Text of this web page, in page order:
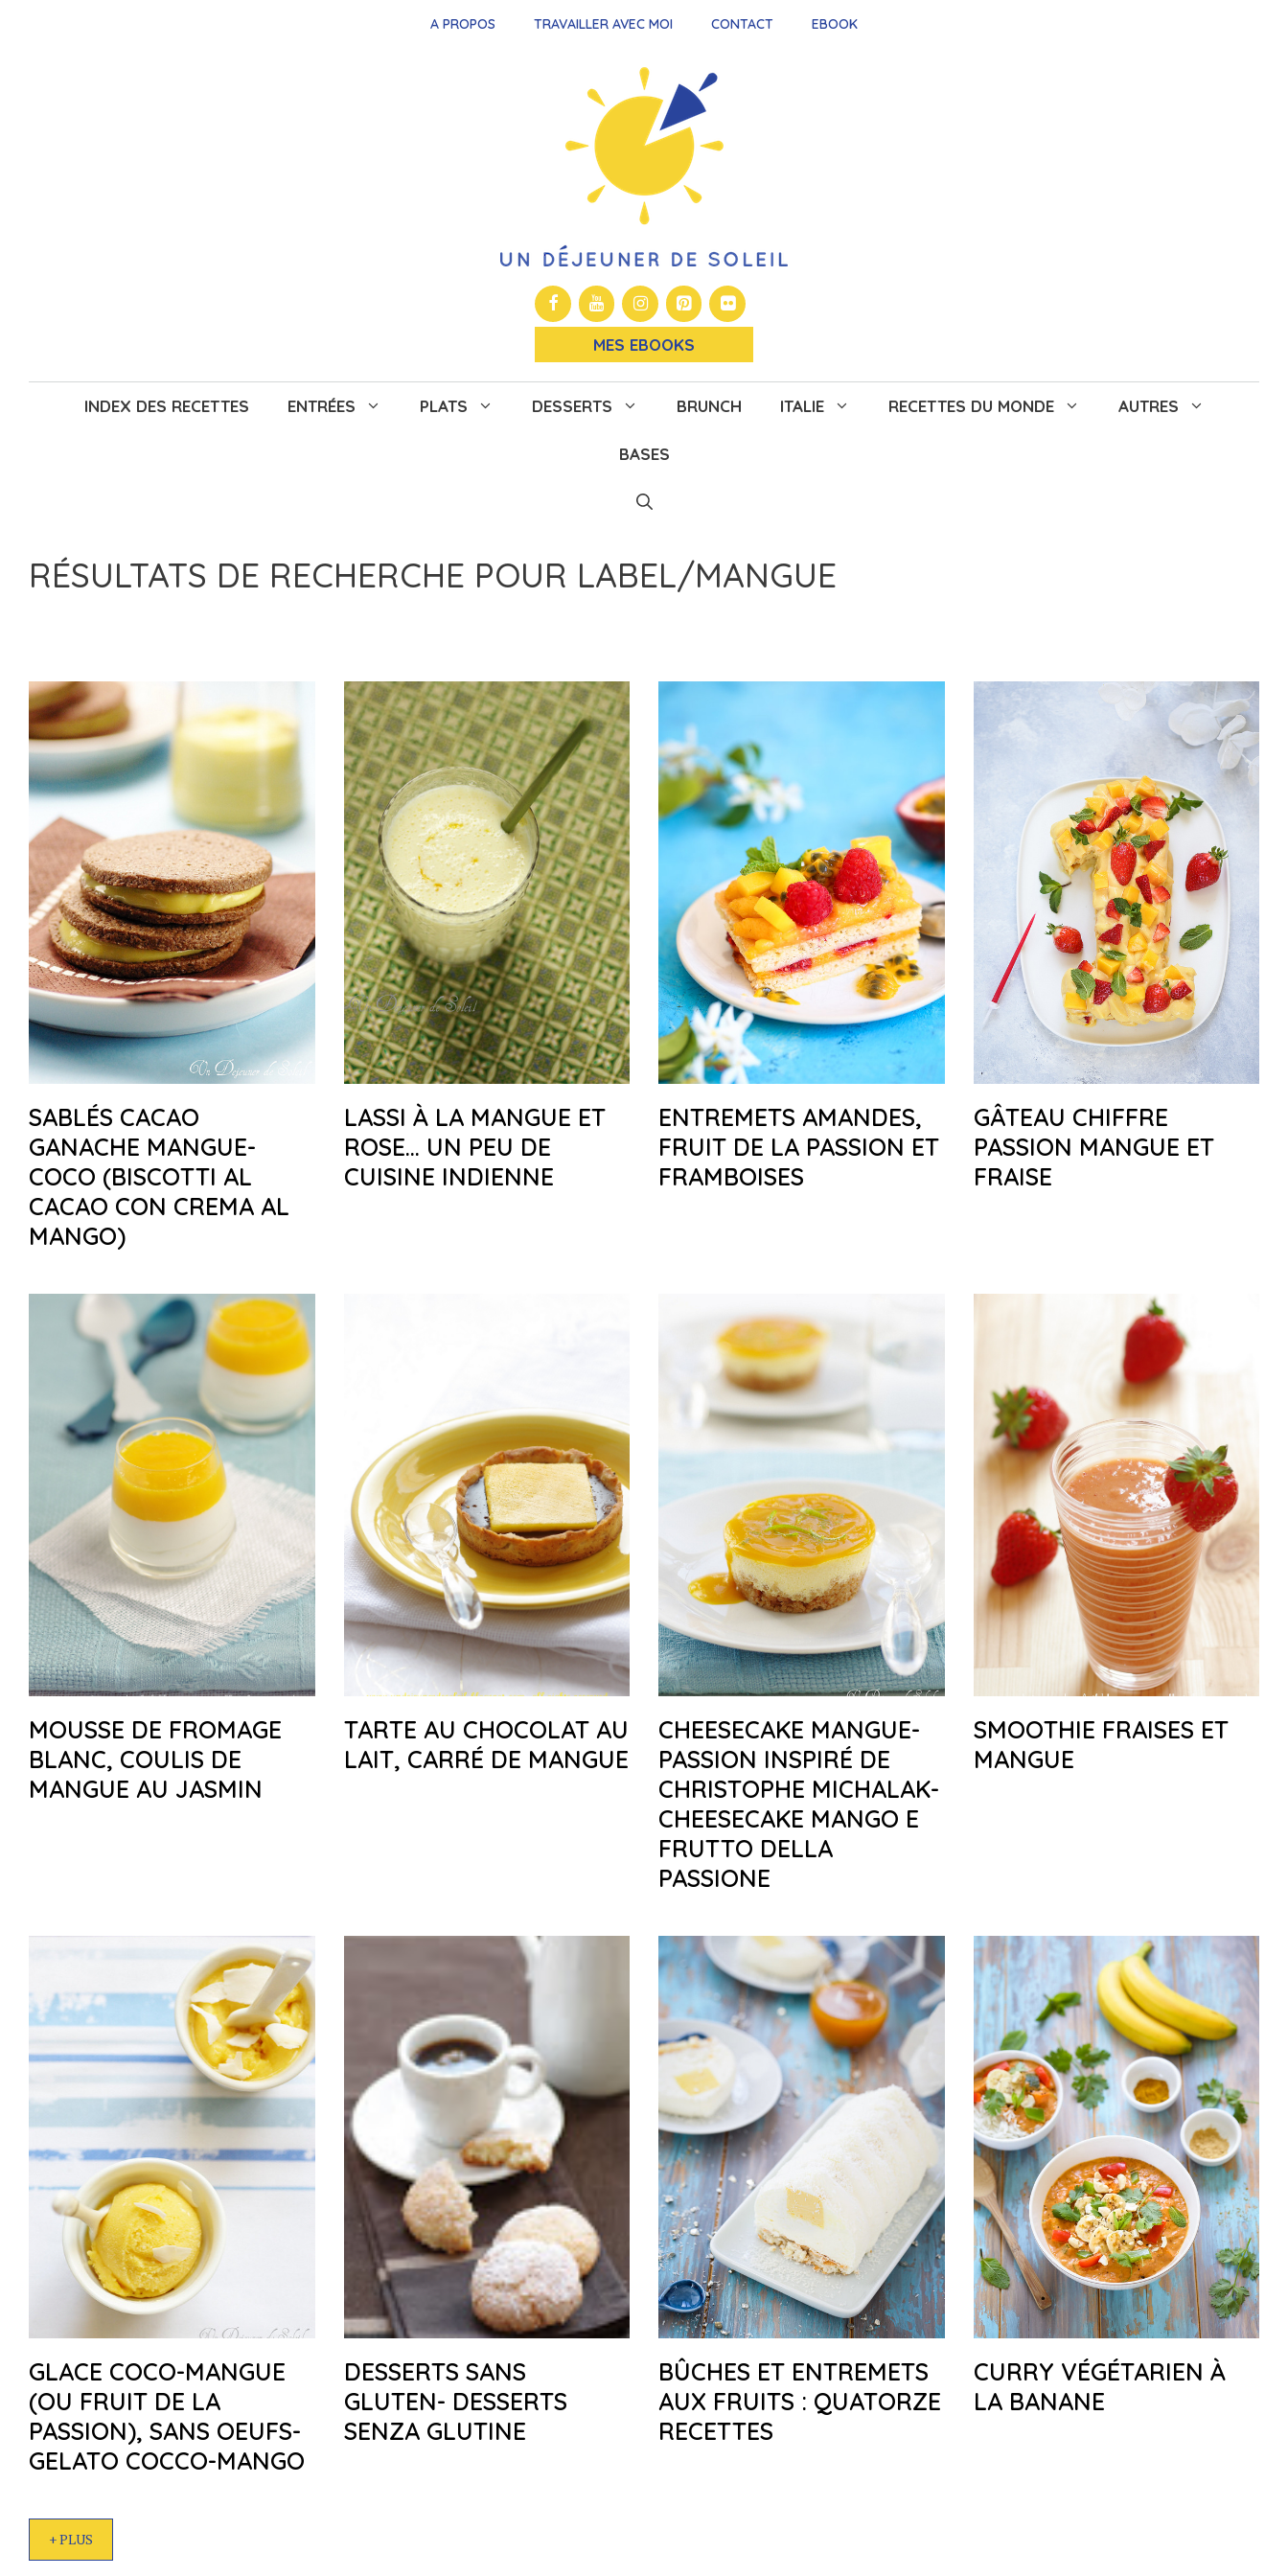
A PROPOS TRAVAILLER AVEC MOI CONTACT EBOOK
MES EBOOKS
INDEX DES RECETTES ENTRÉES PLATS DESSERTS BRUNCH ITALIE RECETTES DU MONDE AUTRES
BASES
RÉSULTATS DE RECHERCHE POUR LABEL/MANGUE
SABLÉS CACAO
GANACHE MANGUE-
COCO (BISCOTTI AL
CACAO CON CREMA AL
MANGO)
LASSI À LA MANGUE ET
ROSE… UN PEU DE
CUISINE INDIENNE
ENTREMETS AMANDES,
FRUIT DE LA PASSION ET
FRAMBOISES
GÂTEAU CHIFFRE
PASSION MANGUE ET
FRAISE
MOUSSE DE FROMAGE
BLANC, COULIS DE
MANGUE AU JASMIN
TARTE AU CHOCOLAT AU
LAIT, CARRÉ DE MANGUE
CHEESECAKE MANGUE-
PASSION INSPIRÉ DE
CHRISTOPHE MICHALAK-
CHEESECAKE MANGO E
FRUTTO DELLA
PASSIONE
SMOOTHIE FRAISES ET
MANGUE
GLACE COCO-MANGUE
(OU FRUIT DE LA
PASSION), SANS OEUFS-
GELATO COCCO-MANGO
DESSERTS SANS
GLUTEN- DESSERTS
SENZA GLUTINE
BÛCHES ET ENTREMETS
AUX FRUITS : QUATORZE
RECETTES
CURRY VÉGÉTARIEN À
LA BANANE
+ PLUS